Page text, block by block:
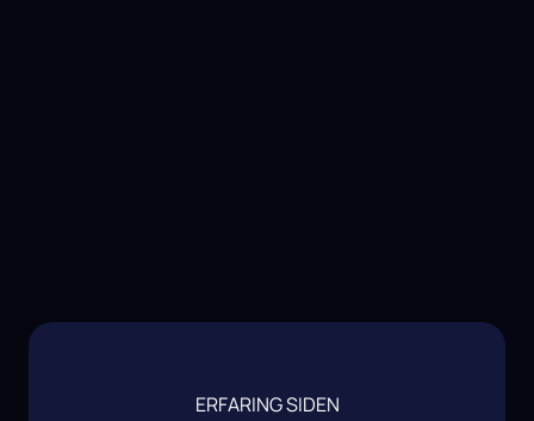
ERFARING SIDEN